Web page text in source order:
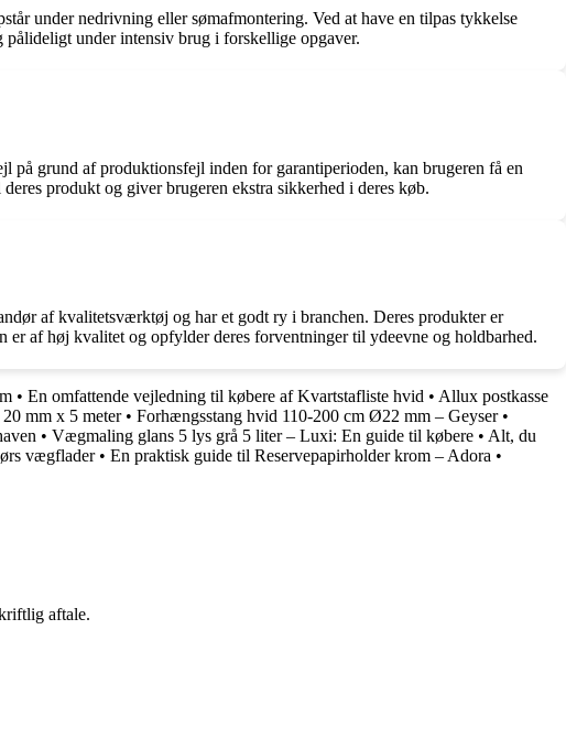
under nedrivning eller sømafmontering. Ved at have en tilpas tykkelse
under intensiv brug i forskellige opgaver.
på grund af produktionsfejl inden for garantiperioden, kan brugeren få en
produkt og giver brugeren ekstra sikkerhed i deres køb.
af kvalitetsværktøj og har et godt ry i branchen. Deres produkter er
af høj kvalitet og opfylder deres forventninger til ydeevne og holdbarhed.
• En omfattende vejledning til købere af Kvartstafliste hvid • Allux postkasse
mm x 5 meter• Forhængsstang hvid 110-200 cm Ø22 mm – Geyser•
• Vægmaling glans 5 lys grå 5 liter – Luxi: En guide til købere • Alt, du
vægflader• En praktisk guide til Reservepapirholder krom – Adora •
aftale.